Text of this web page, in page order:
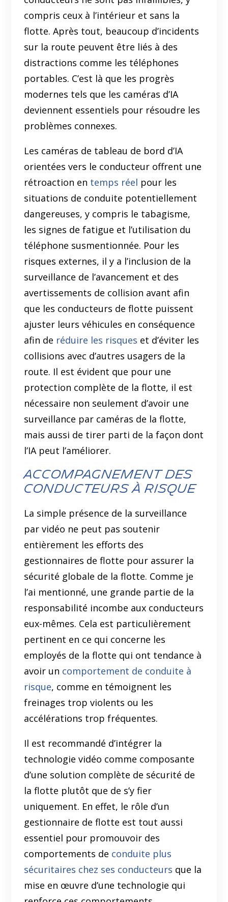
compris ceux à l’intérieur et sans la
flotte. Après tout, beaucoup d’incidents
sur la route peuvent être liés à des
distractions comme les téléphones
portables. C’est là que les progrès
modernes tels que les caméras d’IA
deviennent essentiels pour résoudre les
problèmes connexes.
Les caméras de tableau de bord d’IA
orientées vers le conducteur offrent une
rétroaction en temps réel pour les
situations de conduite potentiellement
dangereuses, y compris le tabagisme,
les signes de fatigue et l’utilisation du
téléphone susmentionnée. Pour les
risques externes, il y a l’inclusion de la
surveillance de l’avancement et des
avertissements de collision avant afin
que les conducteurs de flotte puissent
ajuster leurs véhicules en conséquence
afin de réduire les risques et d’éviter les
collisions avec d’autres usagers de la
route. Il est évident que pour une
protection complète de la flotte, il est
nécessaire non seulement d’avoir une
surveillance par caméras de la flotte,
mais aussi de tirer parti de la façon dont
l’IA peut l’améliorer.
Accompagnement des
conducteurs à risque
La simple présence de la surveillance
par vidéo ne peut pas soutenir
entièrement les efforts des
gestionnaires de flotte pour assurer la
sécurité globale de la flotte. Comme je
l’ai mentionné, une grande partie de la
responsabilité incombe aux conducteurs
eux-mêmes. Cela est particulièrement
pertinent en ce qui concerne les
employés de la flotte qui ont tendance à
avoir un comportement de conduite à
risque, comme en témoignent les
freinages trop violents ou les
accélérations trop fréquentes.
Il est recommandé d’intégrer la
technologie vidéo comme composante
d’une solution complète de sécurité de
la flotte plutôt que de s’y fier
uniquement. En effet, le rôle d’un
gestionnaire de flotte est tout aussi
essentiel pour promouvoir des
comportements de conduite plus
sécuritaires chez ses conducteurs que la
mise en œuvre d’une technologie qui